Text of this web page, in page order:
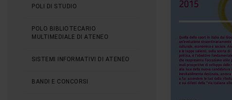
POLI DI STUDIO
POLO BIBLIOTECARIO
MULTIMEDIALE DI ATENEO
SISTEMI INFORMATIVI DI ATENEO
BANDI E CONCORSI